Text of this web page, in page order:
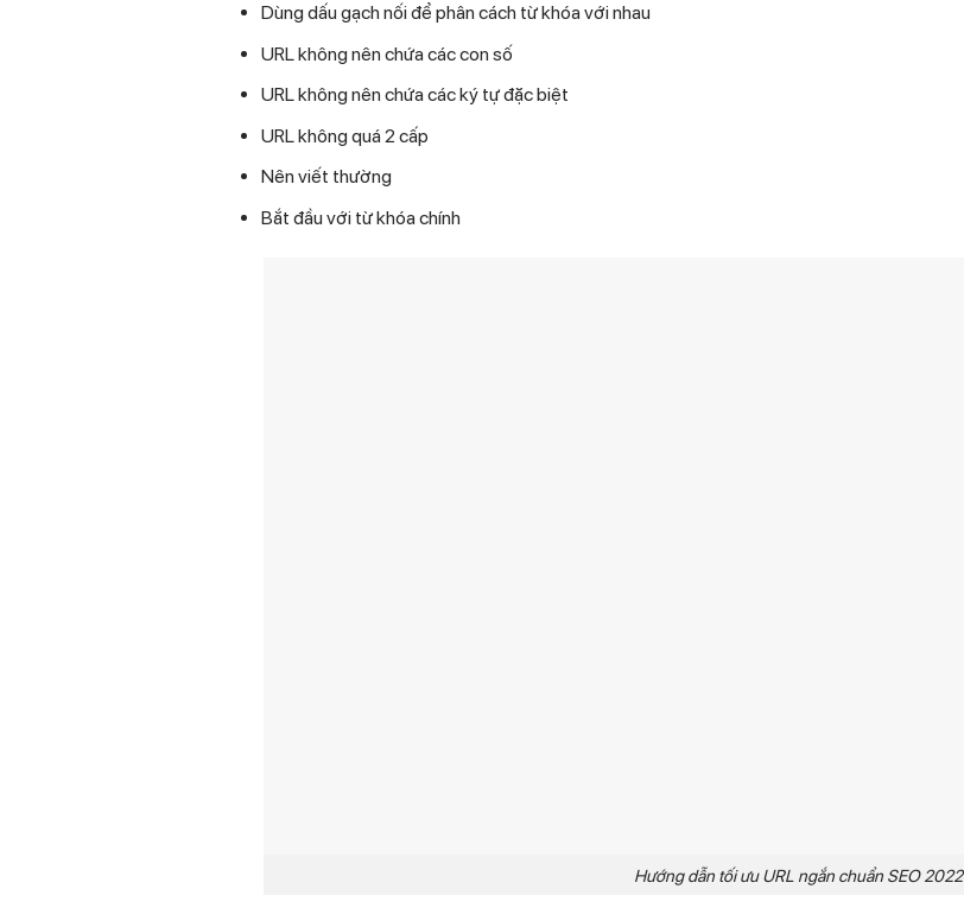
Dùng dấu gạch nối để phân cách từ khóa với nhau
URL không nên chứa các con số
URL không nên chứa các ký tự đặc biệt
URL không quá 2 cấp
Nên viết thường
Bắt đầu với từ khóa chính
Hướng dẫn tối ưu URL ngắn chuẩn SEO 2022